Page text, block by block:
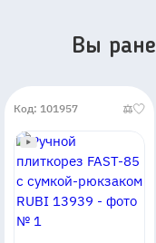
Вы
Код: 101957